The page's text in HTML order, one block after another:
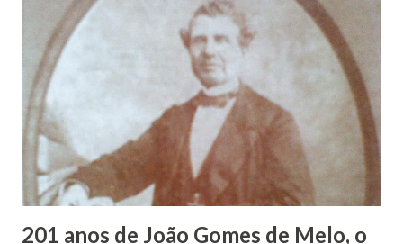
estudos, e então passou a colocar o trabalho em primeiro
plano para auxiliar na renda familiar. No comércio foi
garçon, dono de bar, de armarinho e depois de uma
panificação. “Ao contrário de muitos, que renegam suas
raízes e procuram obscurecer seu passado, orgulhava-se
em defender o pão como garçon, tendo incontáveis vezes
que trabalhar copiosamente fora de seu horário normal em
trocas de gorjetas que c...
201 anos de João Gomes de Melo, o